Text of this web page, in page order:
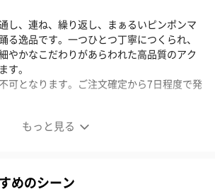
もっと見る
し、連ね、繰り返し、まぁるいピンポンマ
る逸品です。一つひとつ丁寧につくられ、
やかなこだわりがあらわれた高品質のアク
す。
可となります。ご注文確定から7日程度で発
めのシーン